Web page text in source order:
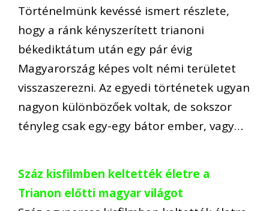
Történelmünk kevéssé ismert részlete,
hogy a ránk kényszerített trianoni
békediktátum után egy pár évig
Magyarország képes volt némi területet
visszaszerezni. Az egyedi történetek ugyan
nagyon különbözőek voltak, de sokszor
tényleg csak egy-egy bátor ember, vagy…
Száz kisfilmben keltették életre a
Trianon előtti magyar világot